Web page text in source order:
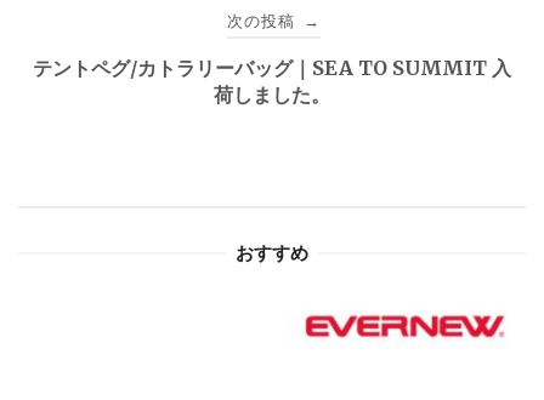
ゲ
次の投稿 →
テントペグ/カトラリーバッグ｜SEA TO SUMMIT 入
荷しました。
おすすめ